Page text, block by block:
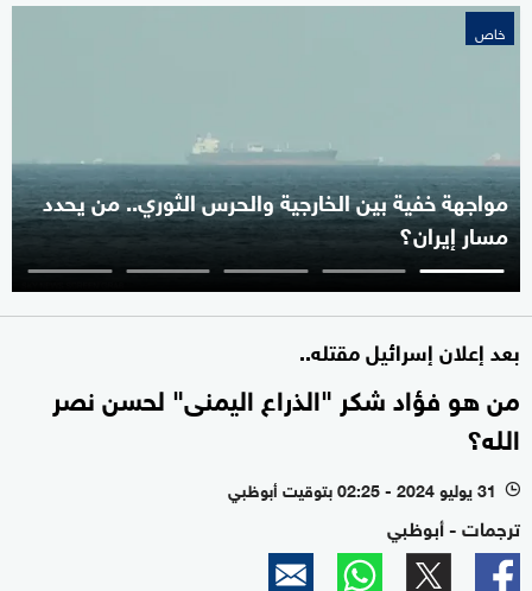
خاص
مواجهة خفية بين الخارجية والحرس الثوري.. من يحدد
مسار إيران؟
بعد إعلان إسرائيل مقتله..
من هو فؤاد شكر "الذراع اليمنى" لحسن نصر
الله؟
l 31 يوليو 2024 - 02:25 بتوقيت أبوظبي
ترجمات - أبوظبي